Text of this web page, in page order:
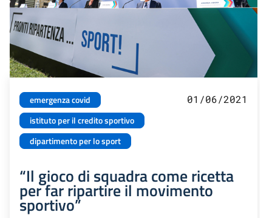
emergenza covid
istituto per il credito sportivo
dipartimento per lo sport
01/06/2021
“Il gioco di squadra come ricetta
per far ripartire il movimento
sportivo”